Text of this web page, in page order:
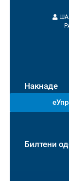
Накнаде
Билтени